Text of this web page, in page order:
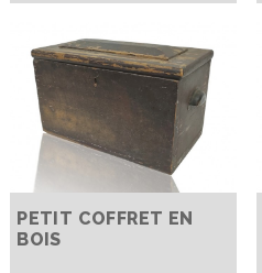
PETIT COFFRET EN
BOIS